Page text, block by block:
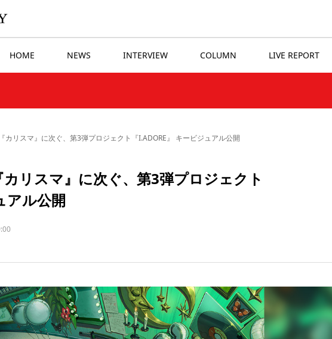
HOME NEWS INTERVIEW COLUMN LIVE REPORT
カリスマ』に次ぐ、第3弾プロジェクト『I.ADORE』 キービジュアル公開
カリスマ』に次ぐ、第3弾プロジェクト
アル公開